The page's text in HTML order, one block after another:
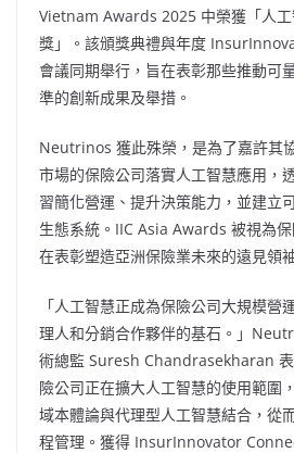
Vietnam Awards 2025 中榮獲「人
獎」。該頒獎典禮與年度
會議同期舉行，旨在表彰那些推動可
準的創新成果及舉措。
Neutrinos 獲此殊榮，是為了嘉許其
市場的保險公司落實人工智慧應用，
習簡化營運、提升決策能力，並建立
生態系統。IIC Asia Awards 被視為
在表彰塑造亞洲保險業未來的遠見領
「人工智慧正成為保險公司大規模營
理人和分銷合作夥伴的基石。」
術總監 Suresh Chandrasekharan
險公司正在擴大人工智慧的使用範圍
域本體論與代理型人工智慧結合，從
程管理。獲得 InsurInnovator